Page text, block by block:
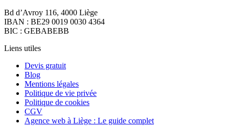
Bd d’Avroy 116, 4000 Liège
IBAN : BE29 0019 0030 4364
BIC : GEBABEBB
Liens utiles
Devis gratuit
Blog
Mentions légales
Politique de vie privée
Politique de cookies
CGV
Agence web à Liège : Le guide complet